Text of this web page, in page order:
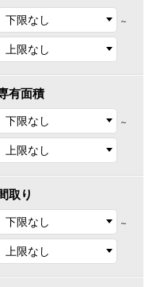
～
有面積
～
取り
～